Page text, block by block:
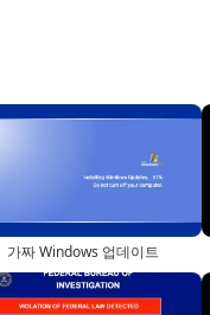
가짜 Windows 업데이트